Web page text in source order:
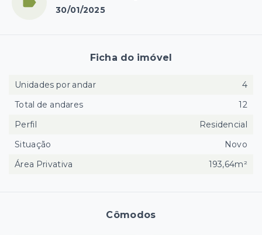
30/01/2025
Cômodos
Ficha do imóvel
Unidades por andar
4
Total de andares
12
Perfil
Residencial
Situação
Novo
Área Privativa
193,64m²